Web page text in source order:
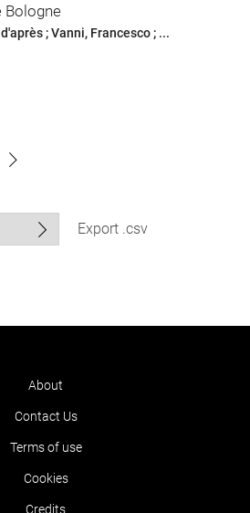
Bologne
Vanni, Francesco, copie d'après ; Vanni, Francesco ; ...
Export .csv
About
Contact Us
Terms of use
Cookies
Credits